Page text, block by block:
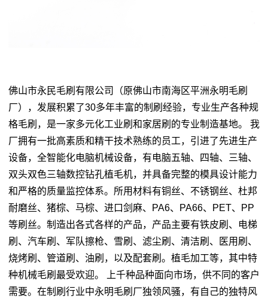
佛山市永民毛刷有限公司（原佛山市南海区平洲永明毛刷
厂），发展积累了30多年丰富的制刷经验，专业生产各种规
格毛刷，是一家多元化工业刷和家居刷的专业制造基地。 我
厂拥有一批高素质和精干技术熟练的员工，引进了先进生产
设备，全智能化电脑机械设备，有电脑五轴、四轴、三轴、
双头双色三轴数控钻孔植毛机，并具备完整的模具设计能力
和严格的质量监控体系。所用材料有铜丝、不锈钢丝、杜邦
耐磨丝、猪棕、马棕、进口剑麻、PA6、PA66、PET、PP
等刷丝。制造出各式各样的产品，产品主要有铁皮刷、电梯
刷、汽车刷、军队擦枪、雪刷、滤尘刷、清洁刷、医用刷、
烧烤刷、管道刷、油刷，以及配套刷。植毛加工等，其中特
种机械毛刷最受欢迎。 上千种品种面向市场，供不同的客户
需要。在制刷行业中永明毛刷厂独领风骚，有自己的独特风